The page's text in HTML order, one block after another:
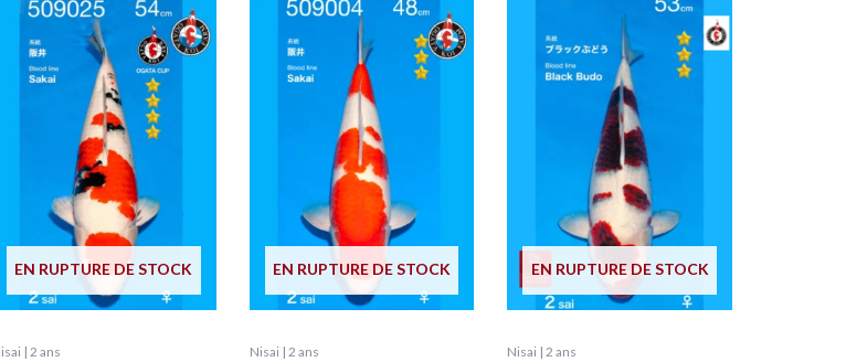
EN RUPTURE DE STOCK
| 2 ans
EN RUPTURE DE STOCK
Nisai | 2 ans
EN RUPTURE DE STOCK
Nisai | 2 ans